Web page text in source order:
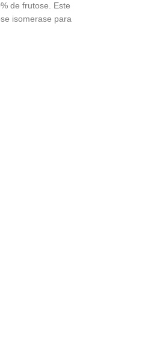
de frutose. Este
isomerase para